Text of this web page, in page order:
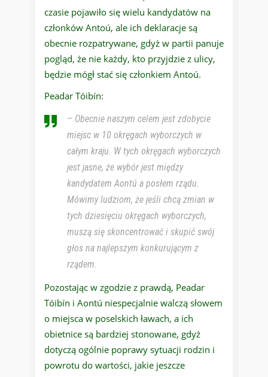
czasie pojawiło się wielu kandydatów na
członków Antoú, ale ich deklaracje są
obecnie rozpatrywane, gdyż w partii panuje
pogląd, że nie każdy, kto przyjdzie z ulicy,
będzie mógł stać się członkiem Antoú.
Peadar Tóibín:
– Obecnie naszym celem jest zdobycie
miejsc w 10 okręgach wyborczych w
całym kraju. W tych okręgach wyborczych
jest jasne, że wybór jest między
kandydatem Aontú a posłem rządu.
Mówimy ludziom, że jeśli chcą zmian w
tych dziesięciu okręgach wyborczych,
muszą się skoncentrować i skupić swój
głos na najlepszym konkurującym z
rządem.
Pozostając w zgodzie z prawdą, Peadar
Tóibín i Aontú niespecjalnie walczą słowem
o miejsca w poselskich ławach, a ich
obietnice są bardziej stonowane, gdyż
dotyczą ogólnie poprawy sytuacji rodzin i
powrotu do wartości, jakie jeszcze